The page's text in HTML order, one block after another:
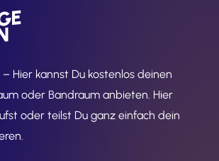
Hier kannst Du kostenlos deinen
oder Bandraum anbieten. Hier
oder teilst Du ganz einfach dein